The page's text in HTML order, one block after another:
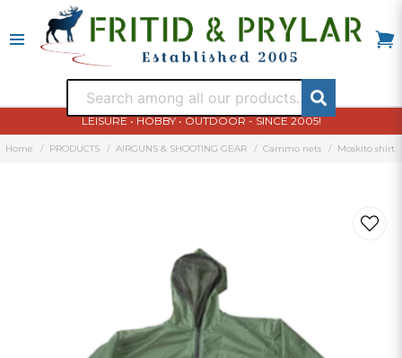
LEISURE • HOBBY • OUTDOOR - SINCE 2005!
Home PRODUCTS AIRGUNS & SHOOTING GEAR Cammo nets Moskito shirt